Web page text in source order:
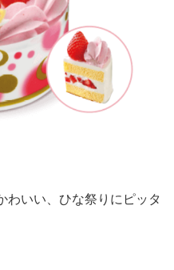
わいい、ひな祭りにピッタ